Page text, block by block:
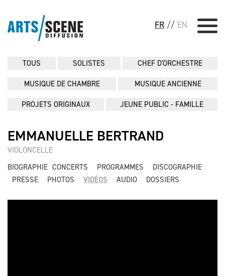
FR // EN
TOUS SOLISTES CHEF D'ORCHESTRE
MUSIQUE DE CHAMBRE MUSIQUE ANCIENNE
PROJETS ORIGINAUX JEUNE PUBLIC - FAMILLE
EMMANUELLE BERTRAND
VIOLONCELLE
BIOGRAPHIE CONCERTS PROGRAMMES
DISCOGRAPHIE
PRESSE
PHOTOS VIDÉOS AUDIO DOSSIERS